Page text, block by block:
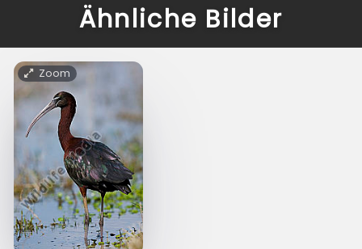
Ähnliche Bilder
Zoom